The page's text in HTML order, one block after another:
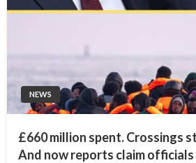
NEWS
£660 million spent. Crossings
And now reports claim